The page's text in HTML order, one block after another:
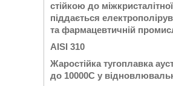
стійкою до
піддається
та фармацевтичній
AISI 310
Жаростійка тугоплавка
до 10000С у